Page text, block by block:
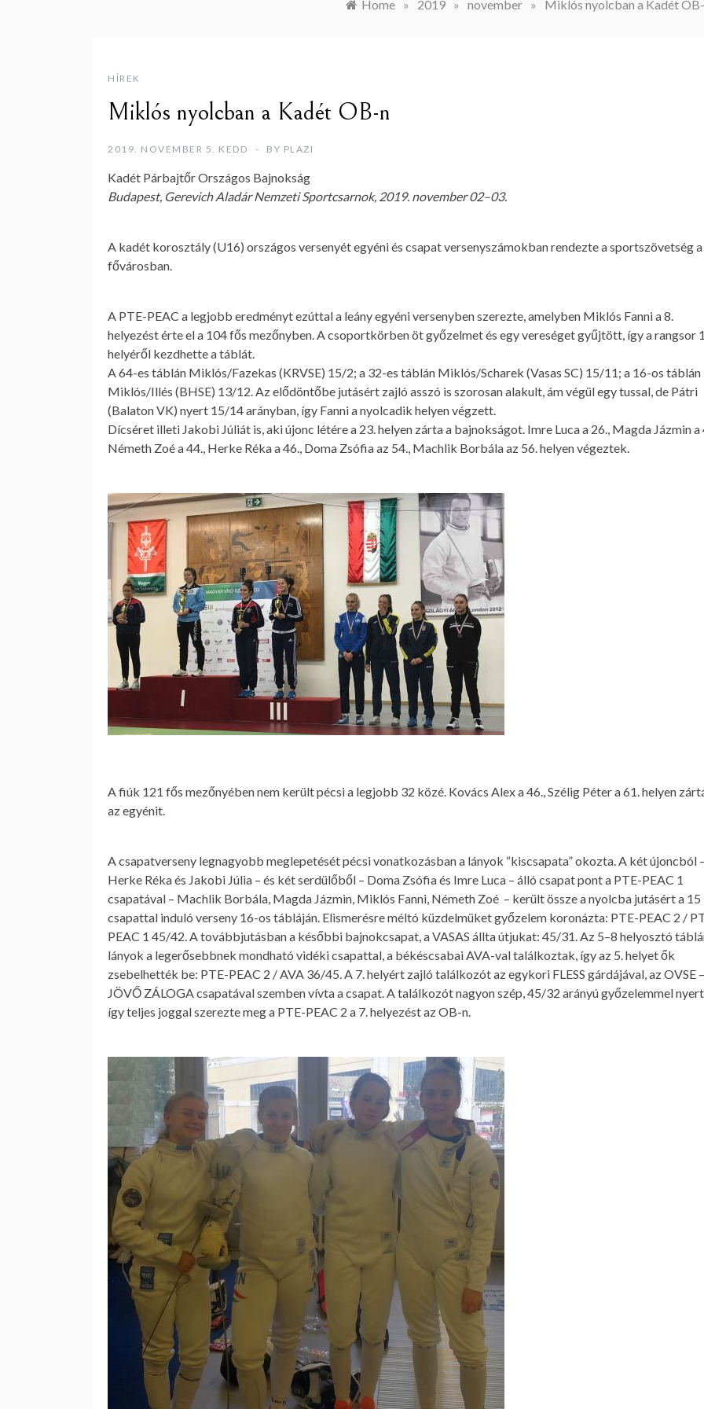
Home » 2019 » november » Miklós nyolcban a Kadét
HÍREK
Miklós nyolcban a Kadét OB-n
2019. NOVEMBER 5. KEDD BY PLAZI
Kadét Párbajtőr Országos Bajnokság
Budapest, Gerevich Aladár Nemzeti Sportcsarnok, 2019. november 02–03.
A kadét korosztály (U16) országos versenyét egyéni és csapat versenyszámokban rendezte a sportszövetség a
fővárosban.
A PTE-PEAC a legjobb eredményt ezúttal a leány egyéni versenyben szerezte, amelyben Miklós Fanni a 8.
helyezést érte el a 104 fős mezőnyben. A csoportkörben öt győzelmet és egy vereséget gyűjtött, így a rangsor
helyéről kezdhette a táblát.
A 64-es táblán Miklós/Fazekas (KRVSE) 15/2; a 32-es táblán Miklós/Scharek (Vasas SC) 15/11; a 16-os táblán
Miklós/Illés (BHSE) 13/12. Az elődöntőbe jutásért zajló asszó is szorosan alakult, ám végül egy tussal, de Pátri
(Balaton VK) nyert 15/14 arányban, így Fanni a nyolcadik helyen végzett.
Dícséret illeti Jakobi Júliát is, aki újonc létére a 23. helyen zárta a bajnokságot. Imre Luca a 26., Magda Jázmin a
Németh Zoé a 44., Herke Réka a 46., Doma Zsófia az 54., Machlik Borbála az 56. helyen végeztek.
A fiúk 121 fős mezőnyében nem került pécsi a legjobb 32 közé. Kovács Alex a 46., Szélig Péter a 61. helyen
az egyénit.
A csapatverseny legnagyobb meglepetését pécsi vonatkozásban a lányok “kiscsapata” okozta. A két újoncból –
Herke Réka és Jakobi Júlia – és két serdülőből – Doma Zsófia és Imre Luca – álló csapat pont a PTE-PEAC 1
csapatával – Machlik Borbála, Magda Jázmin, Miklós Fanni, Németh Zoé – került össze a nyolcba jutásért a 15
csapattal induló verseny 16-os tábláján. Elismerésre méltó küzdelmüket győzelem koronázta: PTE-PEAC 2 /
PEAC 1 45/42. A továbbjutásban a későbbi bajnokcsapat, a VASAS állta útjukat: 45/31. Az 5–8 helyosztó
lányok a legerősebbnek mondható vidéki csapattal, a békéscsabai AVA-val találkoztak, így az 5. helyet ők
zsebelhették be: PTE-PEAC 2 / AVA 36/45. A 7. helyért zajló találkozót az egykori FLESS gárdájával, az OVSE –
JÖVŐ ZÁLOGA csapatával szemben vívta a csapat. A találkozót nagyon szép, 45/32 arányú győzelemmel
így teljes joggal szerezte meg a PTE-PEAC 2 a 7. helyezést az OB-n.